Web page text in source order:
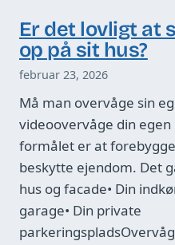
Er det lovligt at
op på sit hus?
februar 23, 2026
Må man overvåge sin
videoovervåge din
formålet er at
beskytte ejendom. Det
hus og facade• Din
garage• Din private